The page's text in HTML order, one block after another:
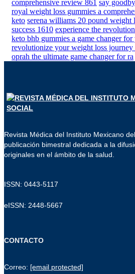
comprehensive review 861 say
royal weight loss gummies a
keto serena williams 20 pound weight
success 1610 experience the
keto bhb gummies a game changer
revolutionize your weight loss
oprah the ultimate game changer for ra
Revista Médica del Instituto Mexicano
publicación bimestral dedicada a la
originales en el ámbito de la salud.
ISSN: 0443-5117
eISSN: 2448-5667
CONTACTO
Correo: [email protected]